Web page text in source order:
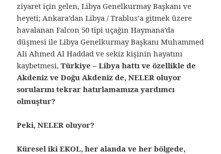
ziyaret için gelen, Libya Genelkurmay Başkanı ve
heyeti; Ankara’dan Libya / Trablus’a gitmek üzere
havalanan Falcon 50 tipi uçağın Haymana’da
düşmesi ile Libya Genelkurmay Başkanı Muhammed
Ali Ahmed Al Haddad ve sekiz kişinin hayatını
kaybetmesi,Türkiye – Libya hattı ve özellikle de
Akdeniz ve Doğu Akdeniz de, NELER oluyor
sorularını tekrar hatırlamamıza yardımcı
olmuştur?
Peki, NELER oluyor?
Küresel iki EKOL, her alanda ve her bölgede,